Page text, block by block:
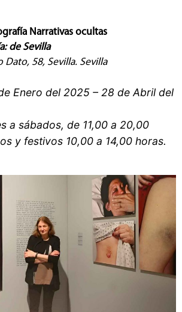
Narrativas ocultas
de Sevilla
Dato, 58, Sevilla. Sevilla
Enero del 2025 – 28 de Abril del
a sábados, de 11,00 a 20,00
y festivos 10,00 a 14,00 horas.